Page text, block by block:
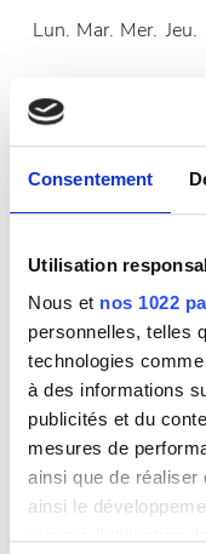
Consentement
Utilisation
Nous et nos 1022
personnelles, telles
technologies
à des informations
publicités et du
mesures de
ainsi que de réaliser
ainsi le
Lun. Mar. Mer. Jeu.
10
11 12 13
24
25 26 27
31
Heures
Lundi